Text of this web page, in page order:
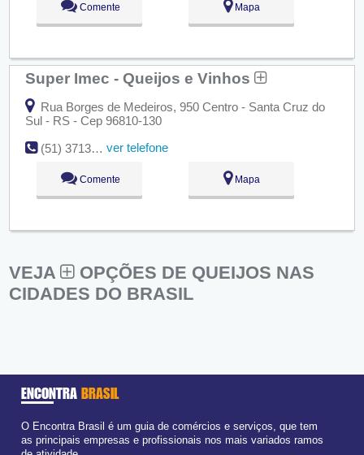
Comente Mapa
Super Imec - Queijos e Vinhos
Rua Borges de Medeiros, 950 Centro - Santa Cruz do
Sul - RS - Cep 96810-130
(51) 3713-2693
ver telefone
Comente Mapa
VEJA
OPÇÕES DE QUEIJOS NAS
CIDADES DO BRASIL
ENCONTRA BRASIL
O Encontra Brasil é um guia de comércios e serviços, que tem
as principais empresas e profissionais nos mais variados ramos